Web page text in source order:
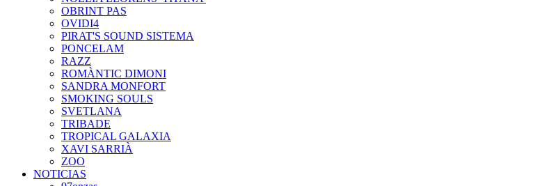
OBRINT PAS
OVIDI4
PIRAT'S SOUND SISTEMA
PONCELAM
RAZZ
ROMÀNTIC DIMONI
SANDRA MONFORT
SMOKING SOULS
SVETLANA
TRIBADE
TROPICAL GALAXIA
XAVI SARRIÀ
ZOO
NOTICIAS